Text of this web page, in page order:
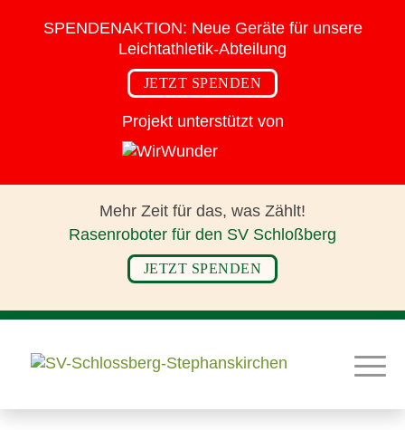
SPENDENAKTION: Neue Geräte fürunsere
Leichtathletik-Abteilung
JETZT SPENDEN
Projekt unterstützt von
Mehr Zeit für das, was Zählt!
Rasenroboter für den SV Schloßberg
JETZT SPENDEN